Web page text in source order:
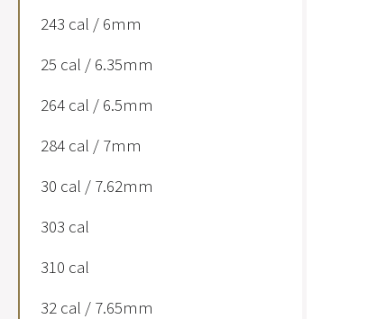
243 cal / 6mm
25 cal / 6.35mm
264 cal / 6.5mm
284 cal / 7mm
30 cal / 7.62mm
303 cal
310 cal
32 cal / 7.65mm